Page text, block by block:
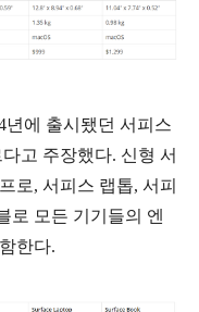
년에 출시됐던 서피스
다고 주장했다. 신형 서
로, 서피스 랩톱, 서피
로 모든 기기들의 엔
한다.